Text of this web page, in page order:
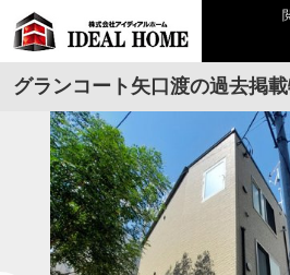
グランコート矢口渡の過去掲